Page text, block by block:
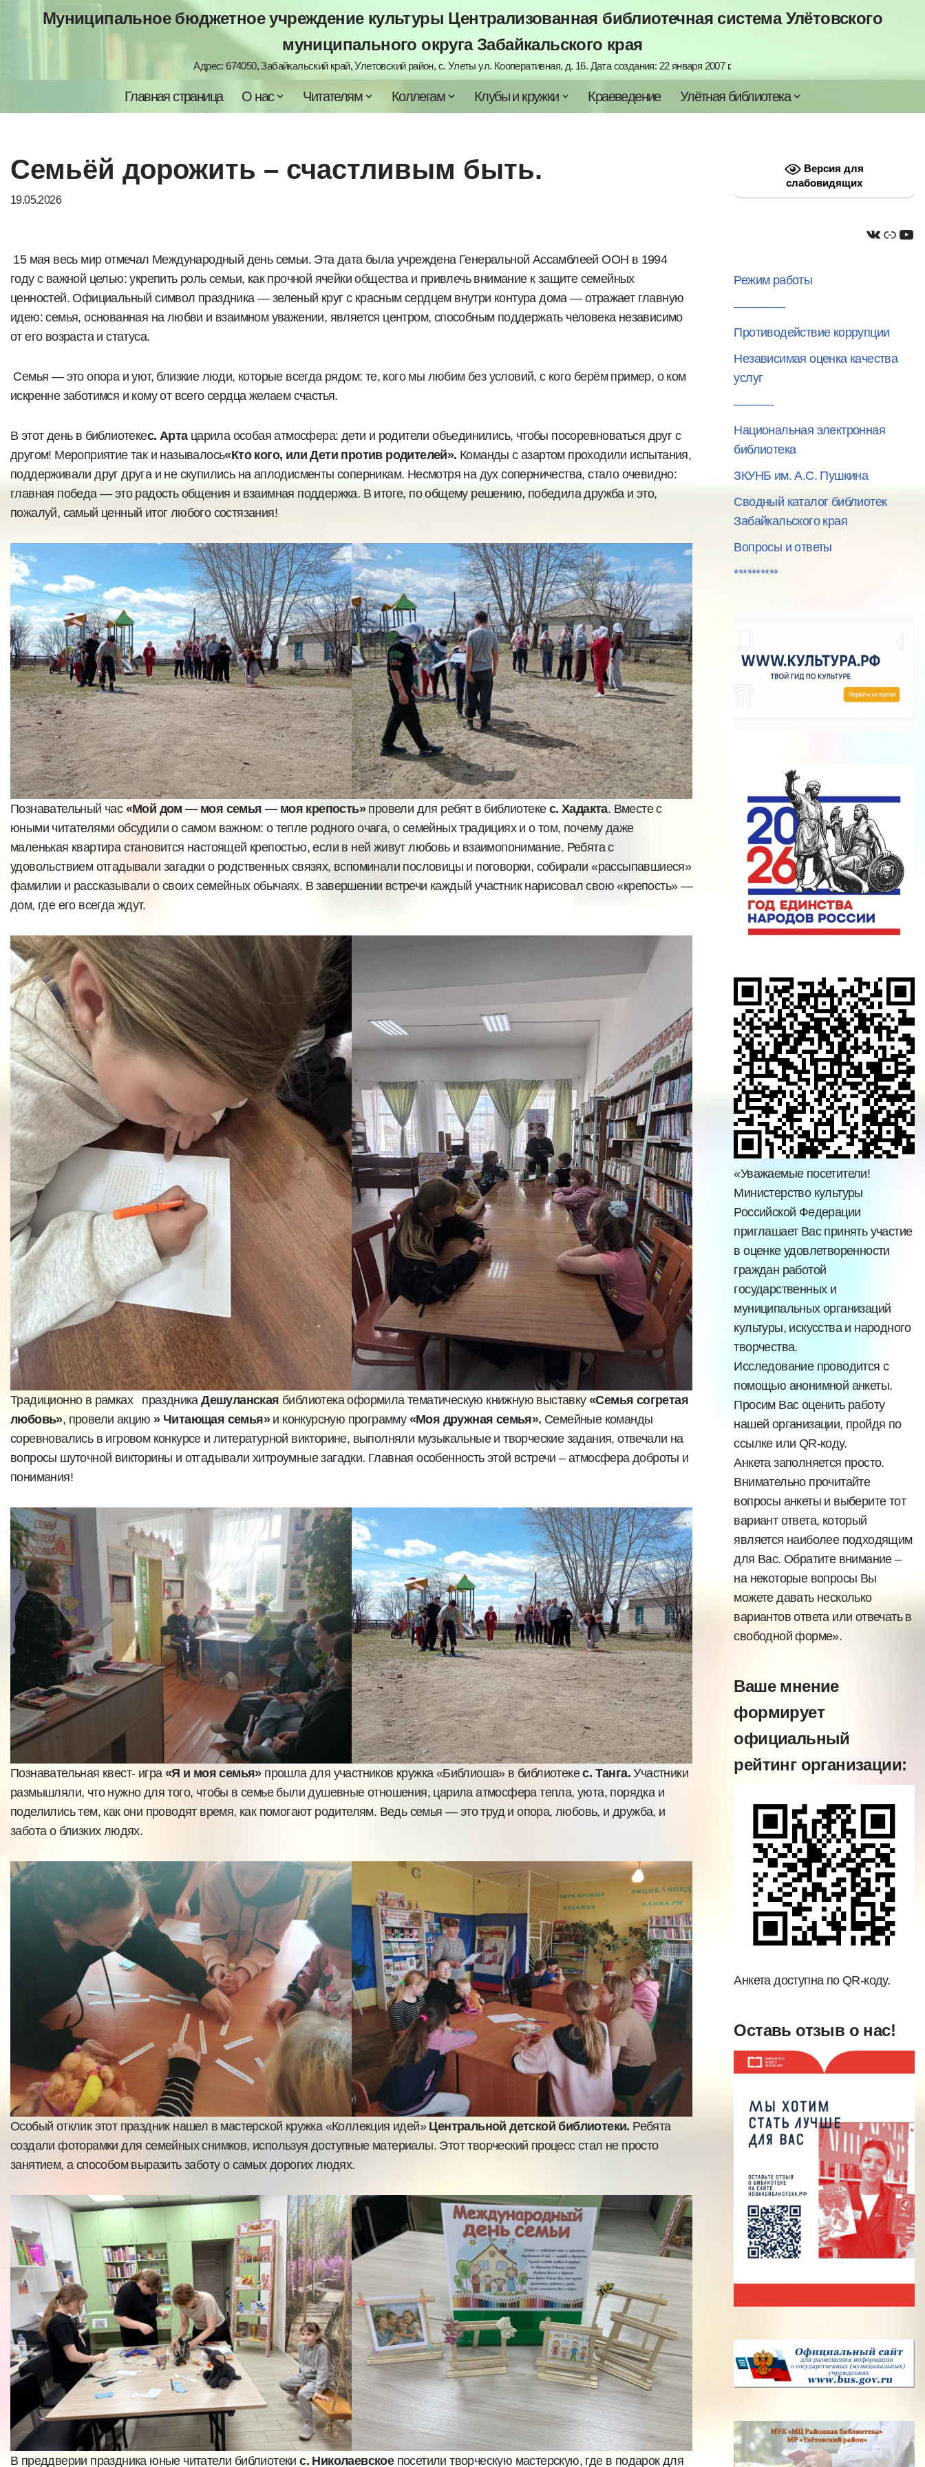
содержимому
Муниципальное бюджетное учреждение культуры Централизованная библиотечная система Улётовского
муниципального округа Забайкальского края
Адрес: 674050, Забайкальский край, Улетовский район, с. Улеты ул. Кооперативная, д. 16. Дата создания: 22 января 2007 г.
Главная страница О нас Читателям Коллегам Клубы и кружки Краеведение Улётная библиотека
Семьёй дорожить – счастливым быть.
19.05.2026
15 мая весь мир отмечал Международный день семьи. Эта дата была учреждена Генеральной Ассамблеей ООН в 1994
году с важной целью: укрепить роль семьи, как прочной ячейки общества и привлечь внимание к защите семейных
ценностей. Официальный символ праздника — зеленый круг с красным сердцем внутри контура дома — отражает главную
идею: семья, основанная на любви и взаимном уважении, является центром, способным поддержать человека независимо
от его возраста и статуса.
Семья — это опора и уют, близкие люди, которые всегда рядом: те, кого мы любим без условий, с кого берём пример, о ком
искренне заботимся и кому от всего сердца желаем счастья.
В этот день в библиотекес. Арта царила особая атмосфера: дети и родители объединились, чтобы посоревноваться друг с
другом! Мероприятие так и называлось«Кто кого, или Дети против родителей». Команды с азартом проходили испытания,
поддерживали друг друга и не скупились на аплодисменты соперникам. Несмотря на дух соперничества, стало очевидно:
главная победа — это радость общения и взаимная поддержка. В итоге, по общему решению, победила дружба и это,
пожалуй, самый ценный итог любого состязания!
Познавательный час «Мой дом — моя семья — моя крепость»провели для ребят в библиотеке с. Хадакта. Вместе с
юными читателями обсудили о самом важном: о тепле родного очага, о семейных традициях и о том, почему даже
маленькая квартира становится настоящей крепостью, если в ней живут любовь и взаимопонимание. Ребята с
удовольствием отгадывали загадки о родственных связях, вспоминали пословицы и поговорки, собирали «рассыпавшиеся»
фамилии и рассказывали о своих семейных обычаях. В завершении встречи каждый участник нарисовал свою «крепость» —
дом, где его всегда ждут.
Традиционно в рамках праздникаДешуланская библиотека оформила тематическую книжную выставку«Семья согретая
любовь», провели акцию » Читающая семья»и конкурсную программу «Моя дружная семья». Семейные команды
соревновались в игровом конкурсе и литературной викторине, выполняли музыкальные и творческие задания, отвечали на
вопросы шуточной викторины и отгадывали хитроумные загадки. Главная особенность этой встречи – атмосфера доброты и
понимания!
Познавательная квест- игра «Я и моя семья» прошла для участников кружка «Библиоша» в библиотекес. Танга.Участники
размышляли, что нужно для того, чтобы в семье были душевные отношения, царила атмосфера тепла, уюта, порядка и
поделились тем, как они проводят время, как помогают родителям. Ведь семья — это труд и опора, любовь, и дружба, и
забота о близких людях.
Особый отклик этот праздник нашел в мастерской кружка «Коллекция идей» Центральной детской библиотеки. Ребята
создали фоторамки для семейных снимков, используя доступные материалы. Этот творческий процесс стал не просто
занятием, а способом выразить заботу о самых дорогих людях.
В преддверии праздника юные читатели библиотекис. Николаевское посетили творческую мастерскую, где в подарок для
Версия для
слабовидящих
Режим работы
————-
Противодействие коррупции
Независимая оценка качества
услуг
———-
Национальная электронная
библиотека
ЗКУНБ им. А.С. Пушкина
Сводный каталог библиотек
Забайкальского края
Вопросы и ответы
**********
«Уважаемые посетители!
Министерство культуры
Российской Федерации
приглашает Вас принять участие
в оценке удовлетворенности
граждан работой
государственных и
муниципальных организаций
культуры, искусства и народного
творчества.
Исследование проводится с
помощью анонимной анкеты.
Просим Вас оценить работу
нашей организации, пройдя по
ссылке или QR-коду.
Анкета заполняется просто.
Внимательно прочитайте
вопросы анкеты и выберите тот
вариант ответа, который
является наиболее подходящим
для Вас. Обратите внимание –
на некоторые вопросы Вы
можете давать несколько
вариантов ответа или отвечать в
свободной форме».
Ваше мнение
формирует
официальный
рейтинг организации:
Анкета доступна по QR-коду.
Оставь отзыв о нас!